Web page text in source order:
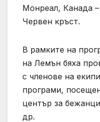
Монреал, Канада
Червен кръст.
В рамките на
на Лемън бяха
с членове на
програми,
център за
др.